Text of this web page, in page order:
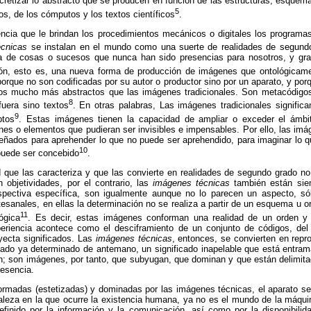
de los cómputos y los textos científicos5
que le brindan los procedimientos mecánicos o digitales los
se instalan en el mundo como una suerte de realidades de
de cosas o sucesos que nunca han sido presencias para nosotros, y
esto es, una nueva forma de producción de imágenes que
no son codificadas por su autor o productor sino por un aparato, y
mucho más abstractos que las imágenes tradicionales. Son
sino textos8. En otras palabras, Las imágenes tradicionales
9
. Estas imágenes tienen la capacidad de ampliar o exceder el
o elementos que pudieran ser invisibles e impensables. Por ello, las
para aprehender lo que no puede ser aprehendido, para imaginar lo
ser concebido10.
que las caracteriza y que las convierte en realidades de segundo grado
objetividades, por el contrario, lasimágenes técnicastambién están
específica, son igualmente aunque no lo parecen un aspecto,
en ellas la determinación no se realiza a partir de un esquema u
11
. Es decir, estas imágenes conforman una realidad de un orden
acontece como el desciframiento de un conjunto de códigos,
significados. Las imágenes técnicas , entonces, se convierten en
ya determinado de antemano, un significado inapelable que está
son imágenes, por tanto, que subyugan, que dominan y que están
(estetizadas) y dominadas por las imágenes técnicas, el aparato
en la que ocurre la existencia humana, ya no es el mundo de la